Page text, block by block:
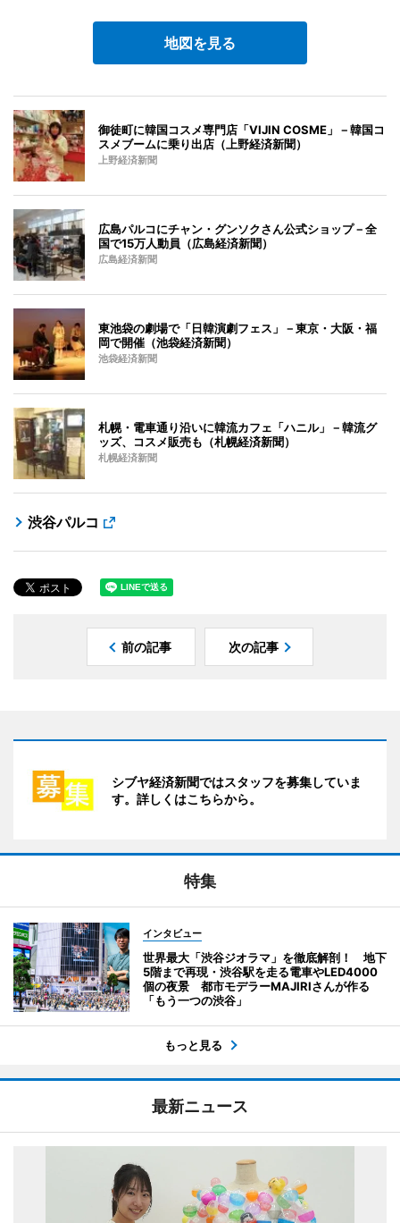
地図を見る
御徒町に韓国コスメ専門店「VIJIN COSME」－韓国コ
スメブームに乗り出店（上野経済新聞）
上野経済新聞
広島パルコにチャン・グンソクさん公式ショップ－全
国で15万人動員（広島経済新聞）
広島経済新聞
東池袋の劇場で「日韓演劇フェス」－東京・大阪・福
岡で開催（池袋経済新聞）
池袋経済新聞
札幌・電車通り沿いに韓流カフェ「ハニル」－韓流グ
ッズ、コスメ販売も（札幌経済新聞）
札幌経済新聞
渋谷パルコ
前の記事 次の記事
シブヤ経済新聞ではスタッフを募集していま
す。詳しくはこちらから。
特集
インタビュー
世界最大「渋谷ジオラマ」を徹底解剖！ 地下
5階まで再現・渋谷駅を走る電車やLED4000
個の夜景 都市モデラーMAJIRIさんが作る
「もう一つの渋谷」
もっと見る
最新ニュース